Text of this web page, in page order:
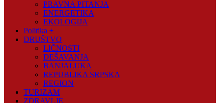
PRAVNA PITANJA
ENERGETIKA
EKOLOGIJA
Politika +
DRUŠTVO
LIČNOSTI
DEŠAVANJA
BANJALUKA
REPUBLIKA SRPSKA
REGION
TURIZAM
ZDRAVLJE